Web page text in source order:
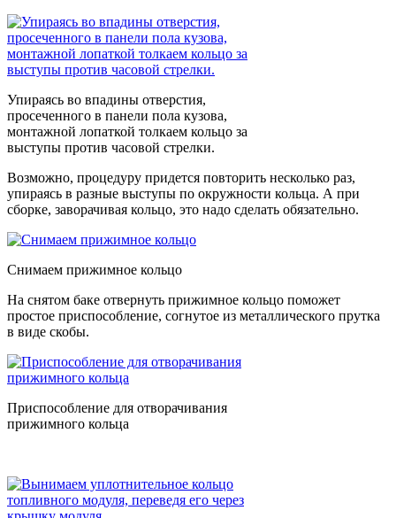
Упираясь во впадины отверстия,
просеченного в панели пола кузова,
монтажной лопаткой толкаем кольцо за
выступы против часовой стрелки.
Возможно, процедуру придется повторить несколько раз,
упираясь в разные выступы по окружности кольца. А при
сборке, заворачивая кольцо, это надо сделать обязательно.
Снимаем прижимное кольцо
На снятом баке отвернуть прижимное кольцо поможет
простое приспособление, согнутое из металлического прутка
в виде скобы.
Приспособление для отворачивания
прижимного кольца